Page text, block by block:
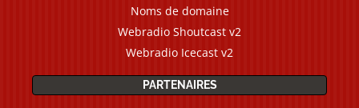
Noms de domaine
Webradio Shoutcast v2
Webradio Icecast v2
PARTENAIRES